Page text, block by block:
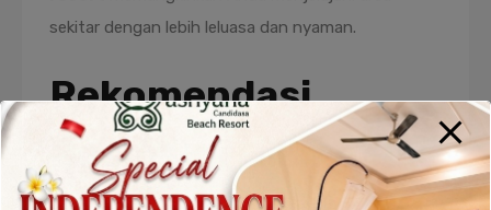
sekitar dengan lebih leluasa dan nyaman.
Rekomendasi
Resort di Gilimanuk